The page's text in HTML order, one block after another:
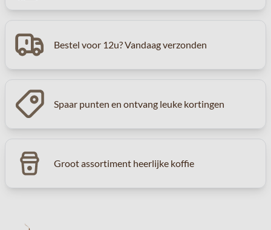
Bestel voor 12u? Vandaag verzonden
Spaar punten en ontvang leuke kortingen
Groot assortiment heerlijke koffie